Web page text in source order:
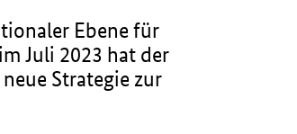
Ebene für
Juli 2023 hat der
Strategie zur